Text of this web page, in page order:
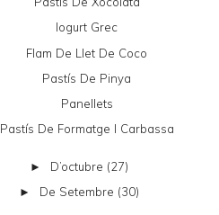
Iogurt Grec
Flam De Llet De Coco
Pastís De Pinya
Panellets
Pastís De Formatge I Carbassa
► D’octubre (27)
► De Setembre (30)